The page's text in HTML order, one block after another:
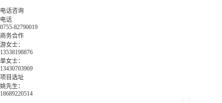
电话咨询
电话
0755-82790019
商务合作
游女士：
13538198876
单女士：
13430703969
项目选址
姚先生：
18689220514